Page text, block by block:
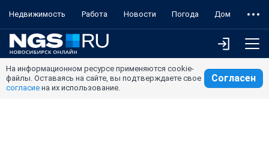
Недвижимость Работа Новости Погода Дом
На информационном ресурсе применяются cookie-
файлы. Оставаясь на сайте, вы подтверждаете свое
согласие на их использование.
Согласен